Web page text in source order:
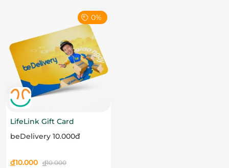
0%
LifeLink Gift Card
beDelivery 10.000đ
đ10.000 đ10.000